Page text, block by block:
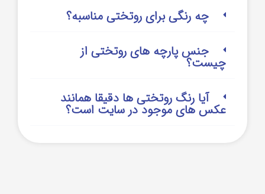
چه رنگی برای روتختی مناسبه؟
جنس پارچه های روتختی از
چیست؟
آیا رنگ روتختی ها دقیقا همانند
عکس های موجود در سایت است؟